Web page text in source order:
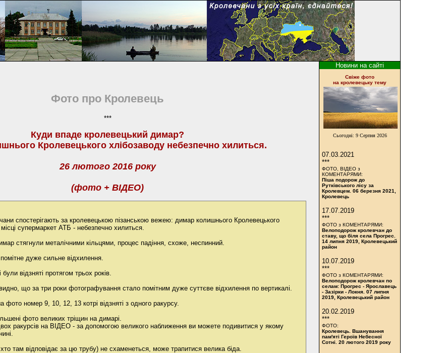
Новини на сайті
Cвіже фото
на кролевецьку тему
Сьогодні: 9 Серпня 2026
07.03.2021
***
ФОТО, ВІДЕО з
КОМЕНТАРЯМИ:
Піша подорож до
Рутківського лісу за
Кролевцем. 06 березня 2021,
Кролевець
17.07.2019
***
ФОТО з КОМЕНТАРЯМИ:
Велоподорож кролевчан до
ставу, що біля села Прогрес.
14 липня 2019, Кролевецький
район
10.07.2019
***
ФОТО з КОМЕНТАРЯМИ:
Велоподорож кролевчан по
селам: Прогрес - Ярославець
- Зазірки - Локня. 07 липня
2019, Кролевецький район
20.02.2019
***
ФОТО:
Кролевець. Вшанування
пам'яті Героїв Небесної
Сотні. 20 лютого 2019 року
Фото про Кролевець
***
Куди впаде кролевецький димар?
Кролевецького хлібозаводу небезпечно хилиться.
26 лютого 2016 року
(фото + ВІДЕО)
спостерігають за кролевецькою пізанською вежею: димар колишнього Кролевецького
супермаркет АТБ - небезпечно хилиться.
стягнули металічними кільцями, процес падіння, схоже, неспинний.
дуже сильне відхилення.
відзняті протягом трьох років.
що за три роки фотографування стало помітним дуже суттєве відхилення по вертикалі.
фото номер 9, 10, 12, 13 котрі відзняті з одного ракурсу.
фото великих тріщин на димарі.
ракурсів на ВІДЕО - за допомогою великого наближення ви можете подивитися у якому
там відповідає за цю трубу) не схаменеться, може трапитися велика біда.